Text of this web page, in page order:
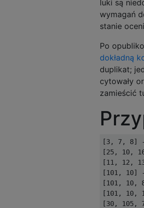
luki są
wymagań
stanie
Po
dokładną
duplikat;
cytowały
zamieścić
[3, 7, 8]
[25, 10,
[11, 12,
[101, 10]
[101, 10,
[101, 10,
[30, 105,